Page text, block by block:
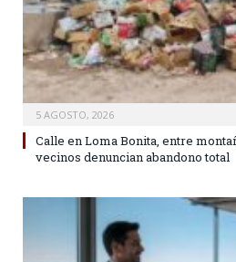
5 AGOSTO, 2026
Calle en Loma Bonita, entre
vecinos denuncian abandono total